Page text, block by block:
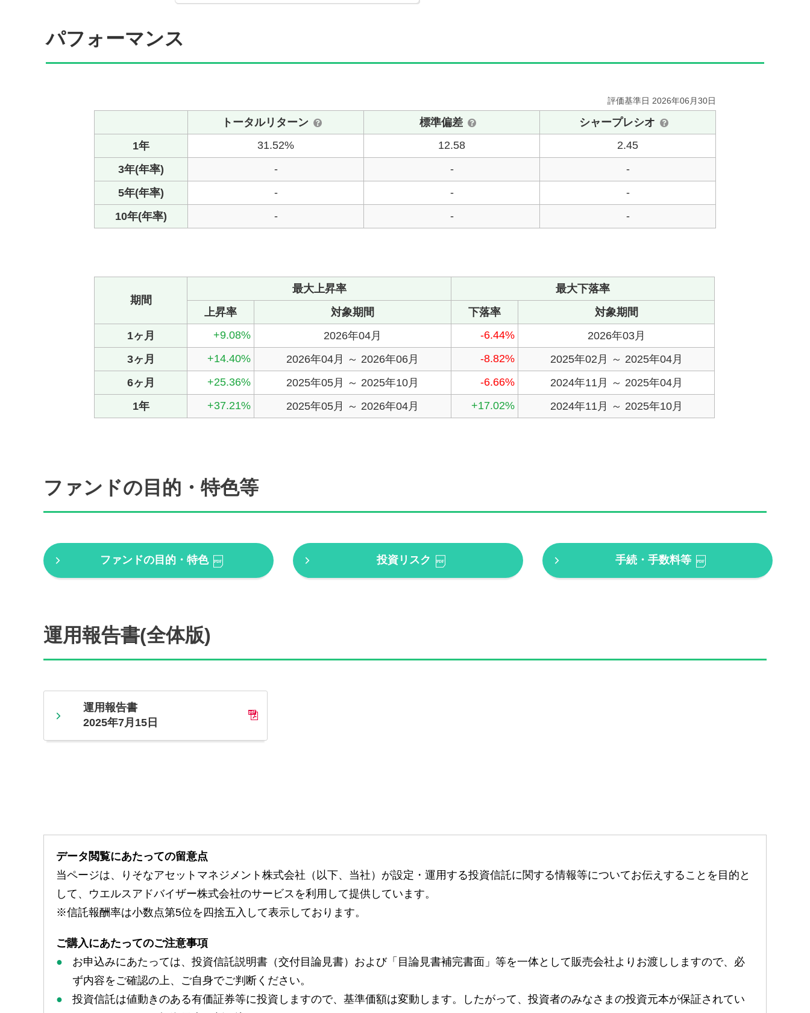
ファンドの目的・特色等
ファンドの目的・特色 投資リスク 手続・手数料等
運用報告書(全体版)
運用報告書
2025年7月15日
データ閲覧にあたっての留意点
当ページは、りそなアセットマネジメント株式会社（以下、当社）が設定・運用する投資信託に関する情報等についてお伝えすることを目的と
して、ウエルスアドバイザー株式会社のサービスを利用して提供しています。
※信託報酬率は小数点第5位を四捨五入して表示しております。
ご購入にあたってのご注意事項
お申込みにあたっては、投資信託説明書（交付目論見書）および「目論見書補完書面」等を一体として販売会社よりお渡ししますので、必
ず内容をご確認の上、ご自身でご判断ください。
投資信託は値動きのある有価証券等に投資しますので、基準価額は変動します。したがって、投資者のみなさまの投資元本が保証されてい